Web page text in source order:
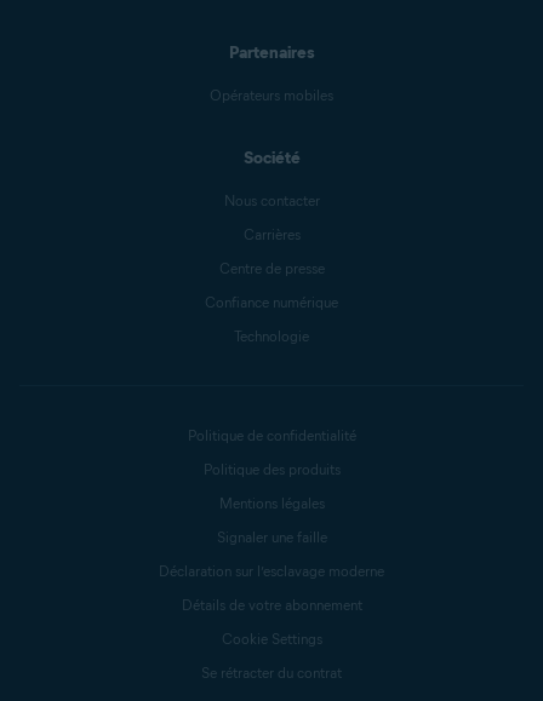
Partenaires
Opérateurs mobiles
Société
Nous contacter
Carrières
Centre de presse
Confiance numérique
Technologie
Politique de confidentialité
Politique des produits
Mentions légales
Signaler une faille
Déclaration sur l’esclavage moderne
Détails de votre abonnement
Cookie Settings
Se rétracter du contrat